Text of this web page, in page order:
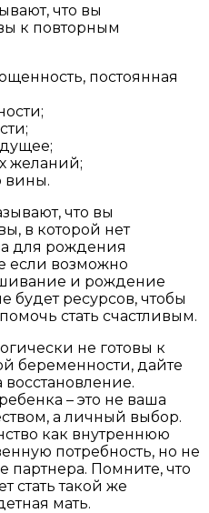
что вы
к повторным
постоянная
желаний;
вины.
что вы
в которой нет
для рождения
если возможно
и рождение
будет ресурсов, чтобы
стать счастливым.
не готовы к
беременности, дайте
– это не ваша
а личный выбор.
как внутреннюю
потребность, но не
партнера. Помните, что
стать такой же
мать.